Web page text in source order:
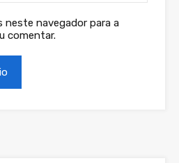
neste navegador para a
comentar.